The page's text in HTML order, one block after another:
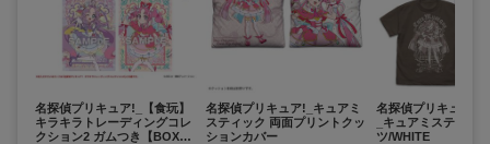
名探偵プリキュア!_【食玩】
キラキラトレーディングコレ
クション2 ガムつき【BOX／
名探偵プリキュア!_キュアミ
スティック 両面プリントクッ
ションカバー
名探偵プリキュア
_キュアミスティッ
ツ/WHITE